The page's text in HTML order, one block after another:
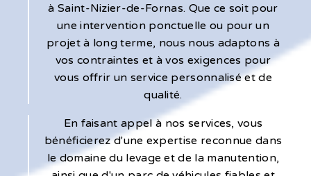
à Saint-Nizier-de-Fornas. Que ce soit pour
une intervention ponctuelle ou pour un
projet à long terme, nous nous adaptons à
vos contraintes et à vos exigences pour
vous offrir un service personnalisé et de
qualité.
En faisant appel à nos services, vous
bénéficierez d'une expertise reconnue dans
le domaine du levage et de la manutention,